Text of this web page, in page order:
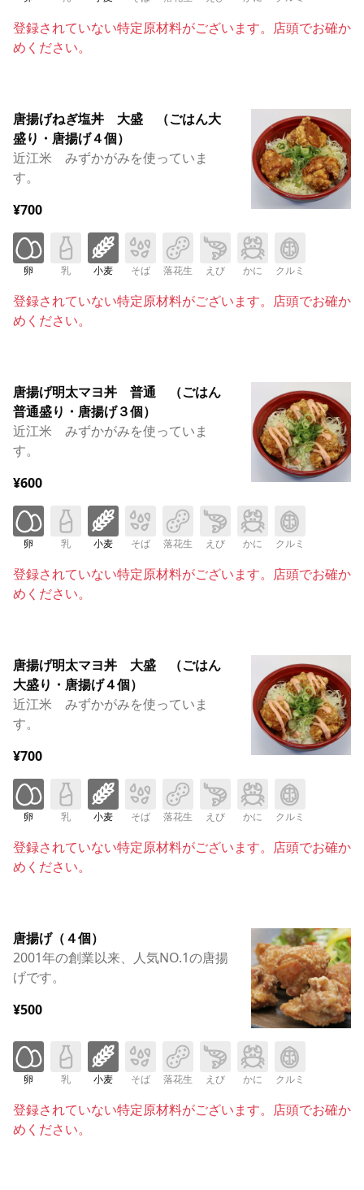
登録されていない特定原材料がございます。店頭でお確か
めください。
唐揚げねぎ塩丼 大盛 （ごはん大
盛り・唐揚げ４個）
近江米 みずかがみを使っていま
す。
¥700
卵 乳 小麦 そば 落花生 えび かに クルミ
登録されていない特定原材料がございます。店頭でお確か
めください。
唐揚げ明太マヨ丼 普通 （ごはん
普通盛り・唐揚げ３個）
近江米 みずかがみを使っていま
す。
¥600
卵 乳 小麦 そば 落花生 えび かに クルミ
登録されていない特定原材料がございます。店頭でお確か
めください。
唐揚げ明太マヨ丼 大盛 （ごはん
大盛り・唐揚げ４個）
近江米 みずかがみを使っていま
す。
¥700
卵 乳 小麦 そば 落花生 えび かに クルミ
登録されていない特定原材料がございます。店頭でお確か
めください。
唐揚げ（４個）
2001年の創業以来、人気NO.1の唐揚
げです。
¥500
卵 乳 小麦 そば 落花生 えび かに クルミ
登録されていない特定原材料がございます。店頭でお確か
めください。